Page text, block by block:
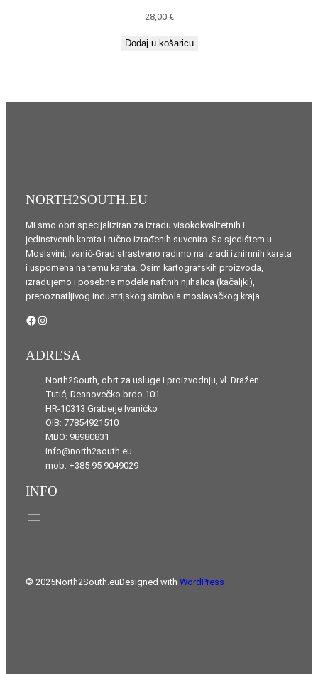
28,00 €
Dodaj u košaricu
NORTH2SOUTH.EU
Mi smo obrt specijaliziran za izradu visokokvalitetnih i
jedinstvenih karata i ručno izrađenih suvenira. Sa sjedištem u
Moslavini, Ivanić-Grad strastveno radimo na izradi iznimnih karata
i uspomena na temu karata. Osim kartografskih proizvoda,
izrađujemo i posebne modele naftnih njihalica (kačaljki),
prepoznatljivog industrijskog simbola moslavačkog kraja.
Facebook Instagram
ADRESA
North2South, obrt za usluge i proizvodnju, vl. Dražen
Tutić, Deanovečko brdo 101
HR-10313 Graberje Ivanićko
OIB: 77854921510
MBO: 98980831
info@north2south.eu
mob: +385 95 9049029
INFO
© 2025North2South.euDesigned with WordPress